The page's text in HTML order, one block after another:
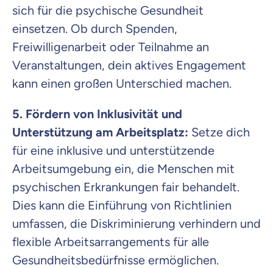
sich für die psychische Gesundheit
einsetzen. Ob durch Spenden,
Freiwilligenarbeit oder Teilnahme an
Veranstaltungen, dein aktives Engagement
kann einen großen Unterschied machen.
5. Fördern von Inklusivität und
Unterstützung am Arbeitsplatz: Setze dich
für eine inklusive und unterstützende
Arbeitsumgebung ein, die Menschen mit
psychischen Erkrankungen fair behandelt.
Dies kann die Einführung von Richtlinien
umfassen, die Diskriminierung verhindern und
flexible Arbeitsarrangements für alle
Gesundheitsbedürfnisse ermöglichen.